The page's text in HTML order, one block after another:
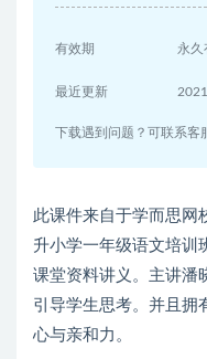
有效期 永久
最近更新
下载遇到问题？可联系客
此课件来自于学而思网
升小学一年级语文培训
课堂资料讲义。主讲潘
引导学生思考。并且拥
心与亲和力。